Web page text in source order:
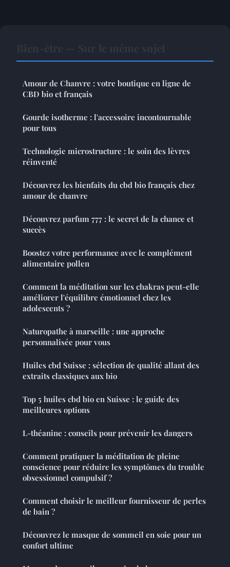
Amour de Chanvre : votre boutique en ligne de
CBD bio et français
Gourde isotherme : l'accessoire incontournable
pour tous
Technologie microstructure : le soin des lèvres
réinventé
Découvrez les bienfaits du cbd bio français chez
amour de chanvre
Découvrez parfum 777 : le secret de la chance et
succès
Boostez votre performance avec le complément
alimentaire pollen
Comment la méditation sur les chakras peut-elle
améliorer l'équilibre émotionnel chez les
adolescents ?
Naturopathe à marseille : une approche
personnalisée pour vous
Huiles cbd Suisse : sélection de qualité allant des
extraits classiques aux bio
Top 5 huiles cbd bio en Suisse : le guide des
meilleures options
L-théanine : conseils pour prévenir les dangers
Comment pratiquer la méditation de pleine
conscience pour réduire les symptômes du trouble
obsessionnel compulsif ?
Comment choisir le meilleur fournisseur de perles
de bain ?
Découvrez le masque de sommeil en soie pour un
confort ultime